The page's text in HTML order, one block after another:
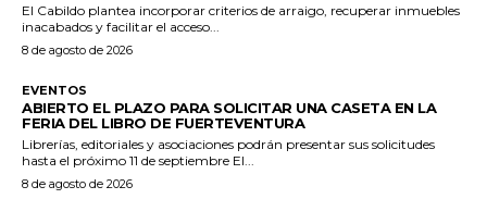
El Cabildo plantea incorporar criterios de arraigo, recuperar inmuebles
inacabados y facilitar el acceso...
8 de agosto de 2026
EVENTOS
ABIERTO EL PLAZO PARA SOLICITAR UNA CASETA EN LA
FERIA DEL LIBRO DE FUERTEVENTURA
Librerías, editoriales y asociaciones podrán presentar sus solicitudes
hasta el próximo 11 de septiembre El...
8 de agosto de 2026